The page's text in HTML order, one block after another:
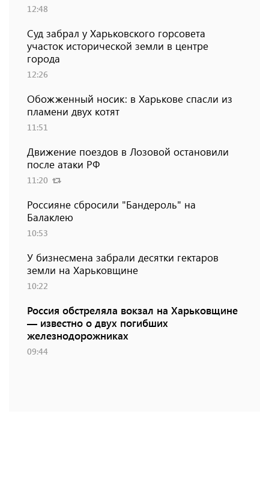
12:48
Суд забрал у Харьковского горсовета
участок исторической земли в центре
города
12:26
Обожженный носик: в Харькове спасли из
пламени двух котят
11:51
Движение поездов в Лозовой остановили
после атаки РФ
11:20
Россияне сбросили "Бандероль" на
Балаклею
10:53
У бизнесмена забрали десятки гектаров
земли на Харьковщине
10:22
Россия обстреляла вокзал на Харьковщине
— известно о двух погибших
железнодорожниках
09:44